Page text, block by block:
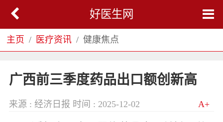
好医生网
主页 医疗资讯 健康焦点
广西前三季度药品出口额创新高
来源 : 经济日报 时间 : 2025-12-02 A+